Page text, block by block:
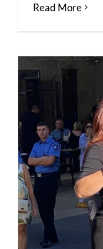
Read More